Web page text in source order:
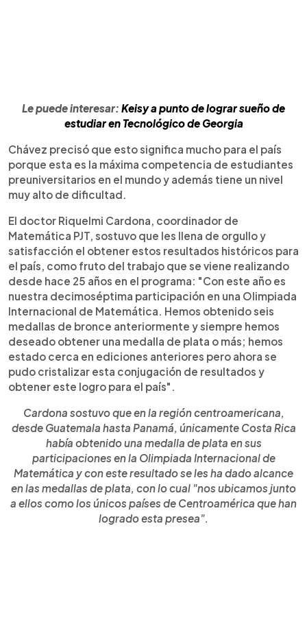
Le puede interesar: Keisy a punto de lograr sueño de
estudiar en Tecnológico de Georgia
Chávez precisó que esto significa mucho para el país
porque esta es la máxima competencia de estudiantes
preuniversitarios en el mundo y además tiene un nivel
muy alto de dificultad.
El doctor Riquelmi Cardona, coordinador de
Matemática PJT, sostuvo que les llena de orgullo y
satisfacción el obtener estos resultados históricos para
el país, como fruto del trabajo que se viene realizando
desde hace 25 años en el programa: "Con este año es
nuestra decimoséptima participación en una Olimpiada
Internacional de Matemática. Hemos obtenido seis
medallas de bronce anteriormente y siempre hemos
deseado obtener una medalla de plata o más; hemos
estado cerca en ediciones anteriores pero ahora se
pudo cristalizar esta conjugación de resultados y
obtener este logro para el país".
Cardona sostuvo que en la región centroamericana,
desde Guatemala hasta Panamá, únicamente Costa Rica
había obtenido una medalla de plata en sus
participaciones en la Olimpiada Internacional de
Matemática y con este resultado se les ha dado alcance
en las medallas de plata, con lo cual "nos ubicamos junto
a ellos como los únicos países de Centroamérica que han
logrado esta presea".